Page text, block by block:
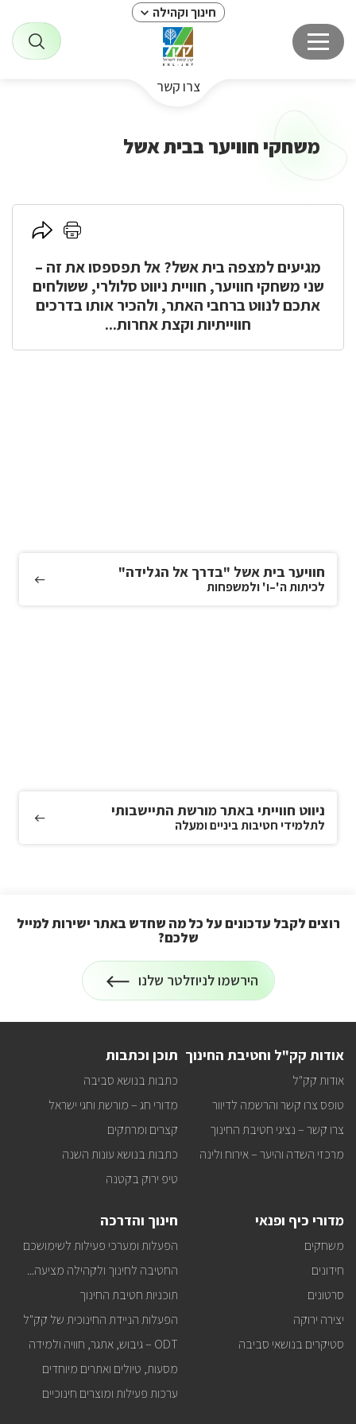
חינוך וקהילה
צרו קשר
משחקי חוויער בבית אשל
לחץ
להדפסה
לחץ
לשיתוףמגיעים למצפה בית אשל? אל תפספסו את זה –
שני משחקי חוויער, חוויית ניווט סלולרי, ששולחים
אתכם לנווט ברחבי האתר, ולהכיר אותו בדרכים
חווייתיות וקצת אחרות...
חוויער בית אשל "בדרך אל הגלידה"
לכיתות ה'–ו' ולמשפחות
ניווט חווייתי באתר מורשת התיישבותי
לתלמידי חטיבות ביניים ומעלה
הרשמה
לניוזלטר
רוצים לקבל עדכונים על כל מה שחדש באתר ישירות למייל
שלכם?
הירשמו לניוזלטר שלנו
על
רוצים
כל
באתר
ישירות
למייל
אודות קק"ל וחטיבת החינוך
אודות קק"ל
טופס צרו קשר והרשמה לדיוור
צרו קשר – נציגי חטיבת החינוך
מרכזי השדה והיער – אירוח ולינה
תוכן וכתבות
כתבות בנושא סביבה
מדורי חג – מורשת וחגי ישראל
קצרים ומרתקים
כתבות בנושא עונות השנה
טיפ ירוק בקטנה
מדורי כיף ופנאי
משחקים
חידונים
סרטונים
יצירה ירוקה
סטיקרים בנושאי סביבה
חינוך והדרכה
הפעלות ומערכי פעילות לשימושכם
החטיבה לחינוך ולקהילה מציעה...
תוכניות חטיבת החינוך
הפעלות הניידת החינוכית של קק"ל
ODT – גיבוש, אתגר, חוויה ולמידה
מסעות, טיולים ואתרים מיוחדים
ערכות פעילות ומוצרים חינוכיים